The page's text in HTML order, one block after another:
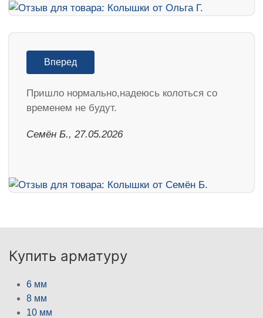
Вперед
Пришло нормально,надеюсь колоться со
временем не будут.
Семён Б., 27.05.2026
Купить арматуру
6 мм
8 мм
10 мм